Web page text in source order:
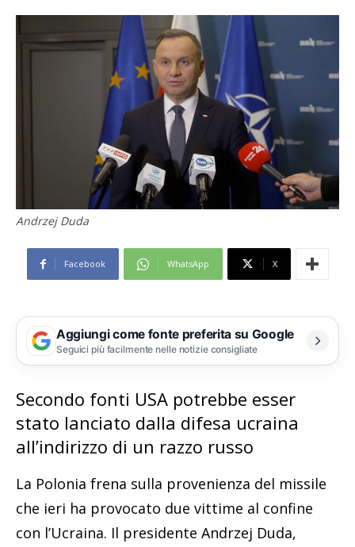
Andrzej Duda
Facebook WhatsApp X
Aggiungi come fonte preferita su Google
Seguici più facilmente nelle notizie consigliate
Secondo fonti USA potrebbe esser
stato lanciato dalla difesa ucraina
all’indirizzo di un razzo russo
La Polonia frena sulla provenienza del missile
che ieri ha provocato due vittime al confine
con l’Ucraina. Il presidente Andrzej Duda,